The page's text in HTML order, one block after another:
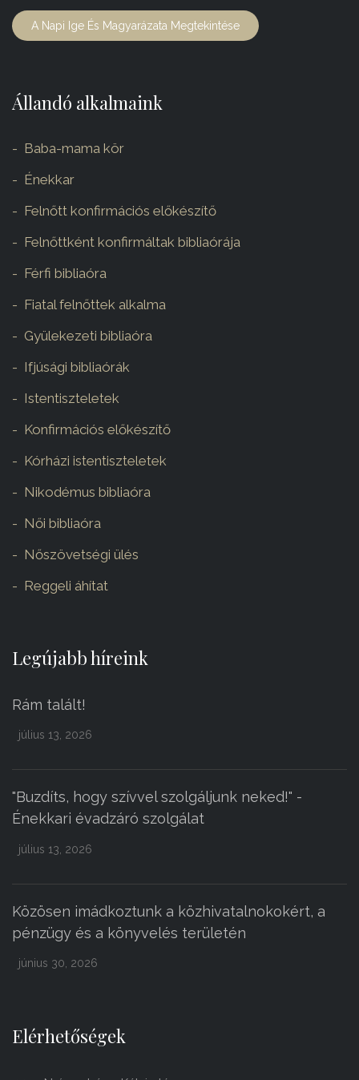
A Napi Ige És Magyarázata Megtekintése
Állandó alkalmaink
Baba-mama kör
Énekkar
Felnőtt konfirmációs előkészítő
Felnőttként konfirmáltak bibliaórája
Férfi bibliaóra
Fiatal felnőttek alkalma
Gyülekezeti bibliaóra
Ifjúsági bibliaórák
Istentiszteletek
Konfirmációs előkészítő
Kórházi istentiszteletek
Nikodémus bibliaóra
Női bibliaóra
Nőszövetségi ülés
Reggeli áhítat
Legújabb híreink
Rám talált!
július 13, 2026
"Buzdíts, hogy szívvel szolgáljunk neked!" -
Énekkari évadzáró szolgálat
július 13, 2026
Közösen imádkoztunk a közhivatalnokokért, a
pénzügy és a könyvelés területén
június 30, 2026
Elérhetőségek